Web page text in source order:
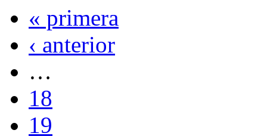
« primera
‹ anterior
…
18
19